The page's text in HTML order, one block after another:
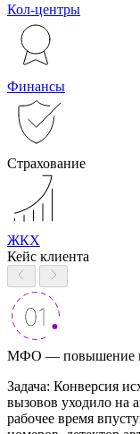
Кол-центры
Финансы
Страхование
ЖКХ
Кейс клиента
МФО — повышение
Задача: Конверсия
вызовов уходило на
рабочее время